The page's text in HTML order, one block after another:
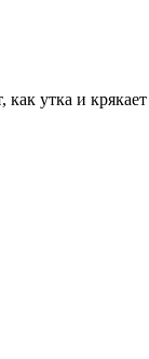
утка и